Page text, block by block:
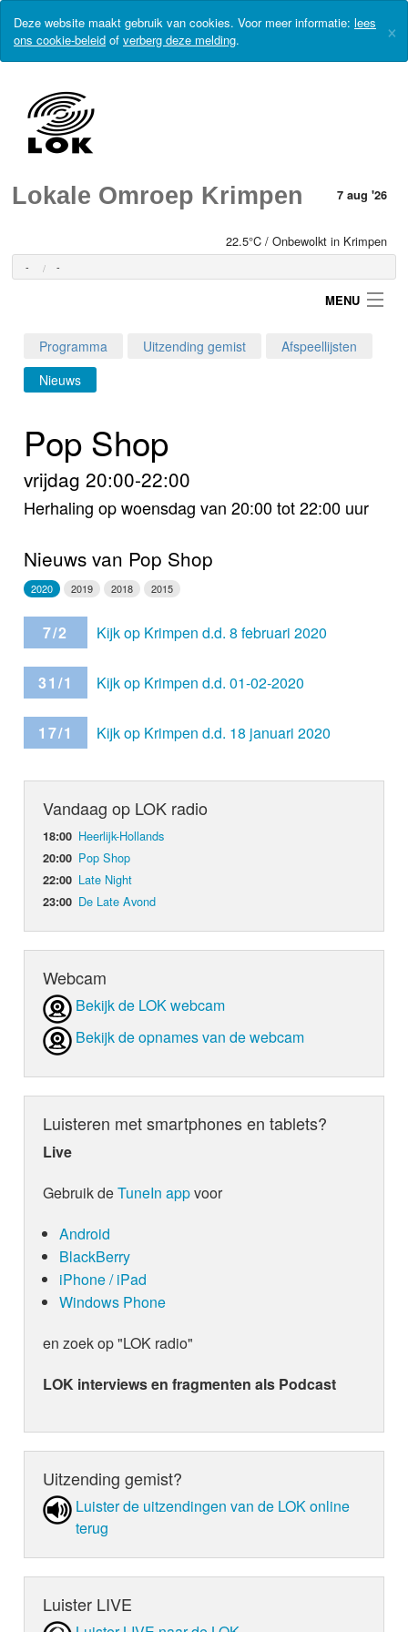
Deze website maakt gebruik van cookies. Voor meer informatie: lees
ons cookie-beleid of verberg deze melding. ×
Lokale Omroep Krimpen 7 aug '26
22.5°C / Onbewolkt in Krimpen
- -
MENU
Login
Programma's
Nieuws
Video
Webcam
Info
Programma Uitzending gemist
Afspeellijsten
Nieuws
Pop Shop
vrijdag 20:00-22:00
Herhaling op woensdag van 20:00 tot 22:00 uur
Nieuws van Pop Shop
2020 2019 2018 2015
7/2 Kijk op Krimpen d.d. 8 februari 2020
31/1 Kijk op Krimpen d.d. 01-02-2020
17/1 Kijk op Krimpen d.d. 18 januari 2020
Vandaag op LOK radio
18:00 Heerlijk-Hollands
20:00 Pop Shop
22:00 Late Night
23:00 De Late Avond
Webcam
Bekijk de LOK webcam
Bekijk de opnames van de webcam
Luisteren met smartphones en tablets?
Live
Gebruik deTuneIn appvoor
Android
BlackBerry
iPhone / iPad
Windows Phone
en zoek op "LOK radio"
LOK interviews en fragmenten als Podcast
Uitzending gemist?
Luister de uit­zen­din­gen van de LOK online
terug
Luister LIVE